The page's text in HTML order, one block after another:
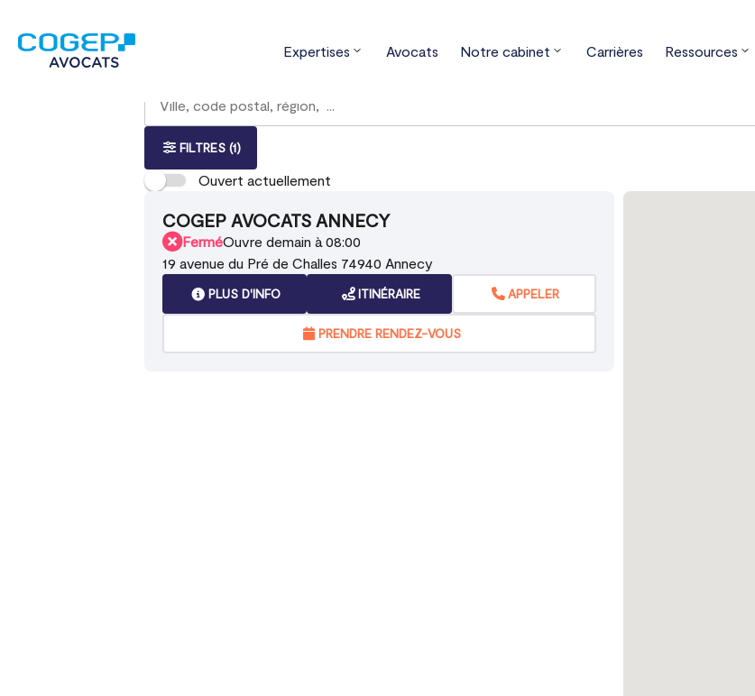
Expertises Avocats Notre cabinet Carrières Ressources
Trouver votre bureau Auvergne-Rhône-Alpes Haute-Savoie Annecy
renseigner
adresse
résultat(s)
trouvé(s)
FILTRES (1)
Ouvert actuellement
COGEP AVOCATS ANNECY
FerméOuvre demain à 08:00
19 avenue du Pré de Challes 74940 Annecy
PLUS D'INFO ITINÉRAIRE APPELER
PRENDRE RENDEZ-VOUS